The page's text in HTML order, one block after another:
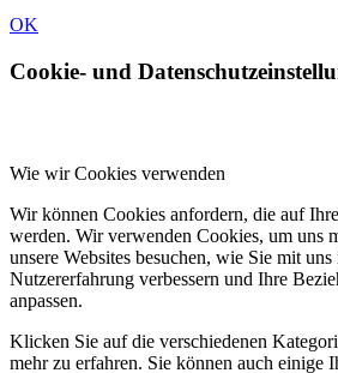
OK
Cookie- und
Wie wir Cookies verwenden
Wir können Cookies anfordern, die auf
werden. Wir verwenden Cookies, um uns
unsere Websites besuchen, wie Sie mit
Nutzererfahrung verbessern und Ihre
anpassen.
Klicken Sie auf die verschiedenen
mehr zu erfahren. Sie können auch einige